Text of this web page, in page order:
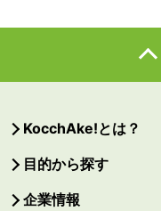
KocchAke!とは？
目的から探す
企業情報